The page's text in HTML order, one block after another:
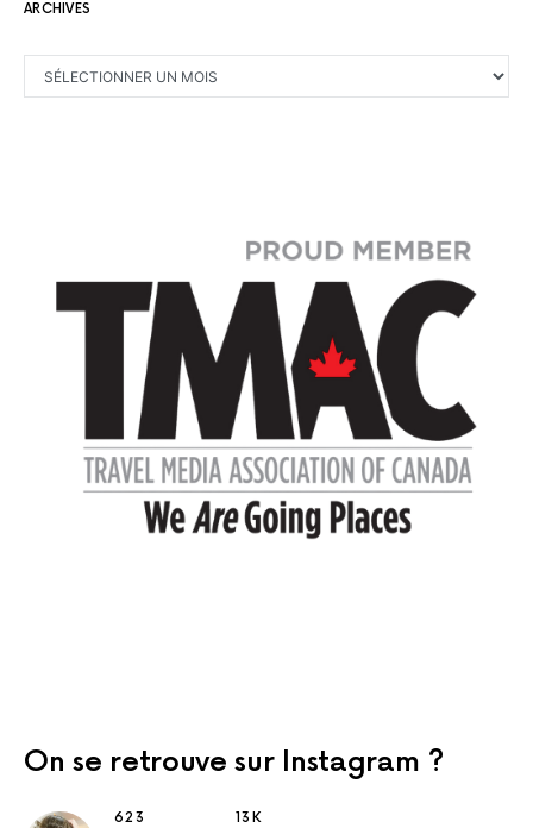
ARCHIVES
ARCHIVES
On se retrouve sur Instagram ?
623 13K